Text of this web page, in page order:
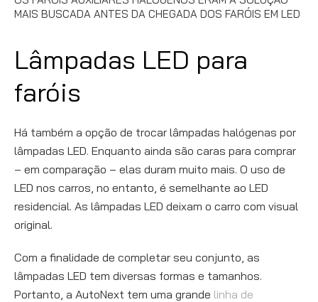
MAIS BUSCADA ANTES DA CHEGADA DOS FARÓIS EM LED
Lâmpadas LED para
faróis
Há também a opção de trocar lâmpadas halógenas por
lâmpadas LED. Enquanto ainda são caras para comprar
– em comparação – elas duram muito mais. O uso de
LED nos carros, no entanto, é semelhante ao LED
residencial. As lâmpadas LED deixam o carro com visual
original.
Com a finalidade de completar seu conjunto, as
lâmpadas LED tem diversas formas e tamanhos.
Portanto, a AutoNext tem uma grande linha de